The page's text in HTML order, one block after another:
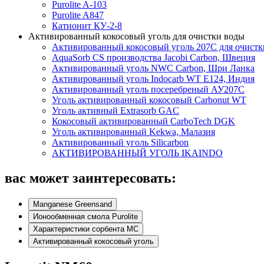
Purolite A-103
Purolite A847
Катионит КУ-2-8
Активированный кокосовый уголь для очистки воды
Активированный кокосовый уголь 207C для
AquaSorb CS производства Jacobi Carbon, Швеция
Активированный уголь NWC Carbon, Шри Ланка
Активированный уголь Indocarb WT E124, Индия
Активированный уголь посеребреный АУ207С
Уголь активированный кокосовый Carbonut WT
Уголь активный Extrasorb GAС
Кокосовый активированный CarboTech DGK
Уголь активированный Kekwa, Малазия
Активированный уголь Silicarbon
АКТИВИРОВАННЫЙ УГОЛЬ IKAINDO
вас может заинтересовать:
Manganese Greensand
Ионообменная смола Purolite
Характеристики сорбента МС
Активированный кокосовый уголь